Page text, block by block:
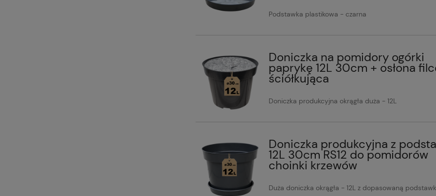
Podstawka plastikowa - czarna
Doniczka na pomidory ogórki
paprykę 12L 30cm + osłona
ściółkująca
Doniczka produkcyjna okrągła duża - 12L
Doniczka produkcyjna z
12L 30cm RS12 do pomidorów
choinki krzewów
Duża doniczka okrągła - 12L z dopasowaną